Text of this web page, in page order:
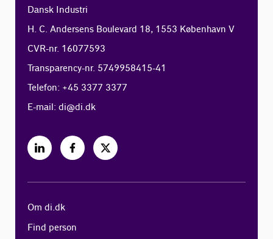
Dansk Industri
H. C. Andersens Boulevard 18, 1553 København V
CVR-nr. 16077593
Transparency-nr. 5749958415-41
Telefon: +45 3377 3377
E-mail:di@di.dk
Om di.dk
Find person